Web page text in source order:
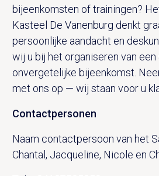
bijeenkomsten of trainingen?
Kasteel De Vanenburg denkt
persoonlijke aandacht en
wij u bij het organiseren van
onvergetelijke bijeenkomst.
met ons op — wij staan voor u
Contactpersonen
Naam contactpersoon van het
Chantal, Jacqueline, Nicole en